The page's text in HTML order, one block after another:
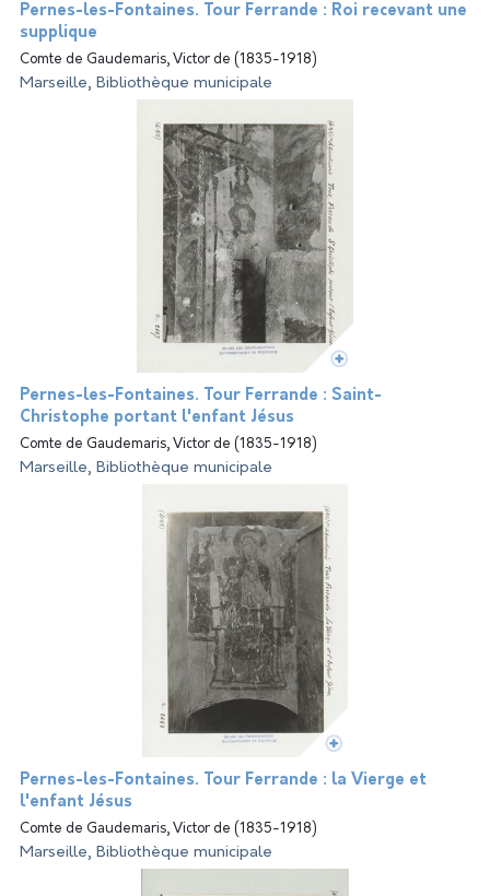
Pernes-les-Fontaines. Tour Ferrande : Roi recevant une
supplique
Comte de Gaudemaris, Victor de (1835-1918)
Marseille, Bibliothèque municipale
Pernes-les-Fontaines. Tour Ferrande : Saint-
Christophe portant l'enfant Jésus
Comte de Gaudemaris, Victor de (1835-1918)
Marseille, Bibliothèque municipale
Pernes-les-Fontaines. Tour Ferrande : la Vierge et
l'enfant Jésus
Comte de Gaudemaris, Victor de (1835-1918)
Marseille, Bibliothèque municipale